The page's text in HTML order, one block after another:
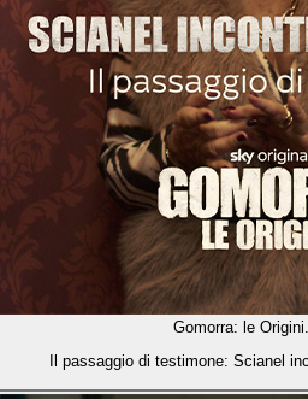
Gomorra: le
Il passaggio di testimone: Scianel